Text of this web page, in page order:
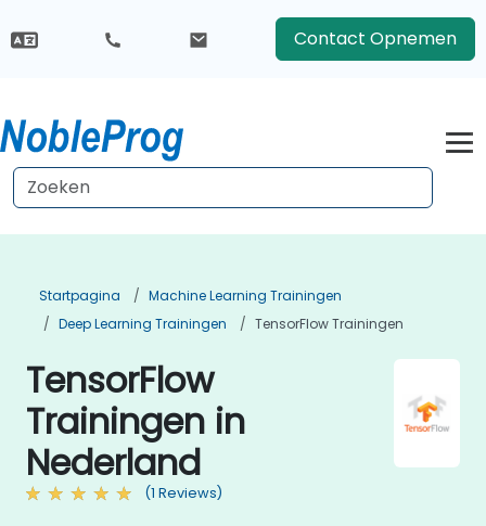
Contact Opnemen
Startpagina
Machine Learning Trainingen
Deep Learning Trainingen
TensorFlow Trainingen
TensorFlow
Trainingen in
Nederland
(1 Reviews)